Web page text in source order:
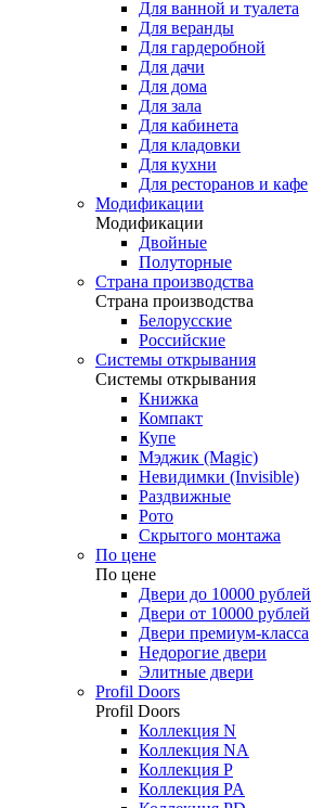
Для ванной и туалета
Для веранды
Для гардеробной
Для дачи
Для дома
Для зала
Для кабинета
Для кладовки
Для кухни
Для ресторанов и кафе
Модификации
Модификации
Двойные
Полуторные
Страна производства
Страна производства
Белорусские
Российские
Системы открывания
Системы открывания
Книжка
Компакт
Купе
Мэджик (Magic)
Невидимки (Invisible)
Раздвижные
Рото
Скрытого монтажа
По цене
По цене
Двери до 10000 рублей
Двери от 10000 рублей
Двери премиум-класса
Недорогие двери
Элитные двери
Profil Doors
Profil Doors
Коллекция N
Коллекция NA
Коллекция P
Коллекция PA